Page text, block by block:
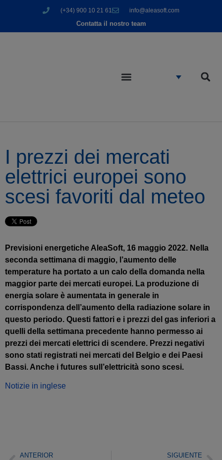
(+34) 900 10 21 61 info@aleasoft.com
Contatta il nostro team
I prezzi dei mercati
elettrici europei sono
scesi favoriti dal meteo
Previsioni energetiche AleaSoft, 16 maggio 2022. Nella
seconda settimana di maggio, l’aumento delle
temperature ha portato a un calo della domanda nella
maggior parte dei mercati europei. La produzione di
energia solare è aumentata in generale in
corrispondenza dell’aumento della radiazione solare in
questo periodo. Questi fattori e i prezzi del gas inferiori a
quelli della settimana precedente hanno permesso ai
prezzi dei mercati elettrici di scendere. Prezzi negativi
sono stati registrati nei mercati del Belgio e dei Paesi
Bassi. Anche i futures sull’elettricità sono scesi.
Notizie in inglese
ANTERIOR SIGUIENTE